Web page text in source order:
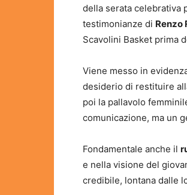
della serata celebrativa
testimonianze di Renzo
Scavolini Basket prima
Viene messo in
desiderio di restituire
poi la pallavolo
comunicazione, ma un
Fondamentale anche il
e nella visione del
credibile, lontana dalle